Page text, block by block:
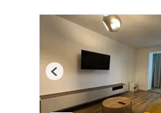
Previous